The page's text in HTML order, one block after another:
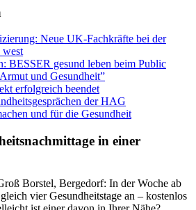
Neue UK-Fachkräfte bei der
west
BESSER gesund leben beim Public
und Gesundheit”
erfolgreich beendet
der HAG
und für die Gesundheit
in einer
Borstel, Bergedorf: In der Woche ab
vier Gesundheitstage an – kostenlos